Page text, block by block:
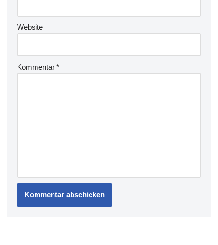
Website
Kommentar *